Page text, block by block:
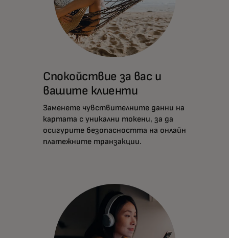
Спокойствие за вас и
вашите клиенти
Заменете чувствителните данни на
картата с уникални токени, за да
осигурите безопасността на онлайн
платежните транзакции.